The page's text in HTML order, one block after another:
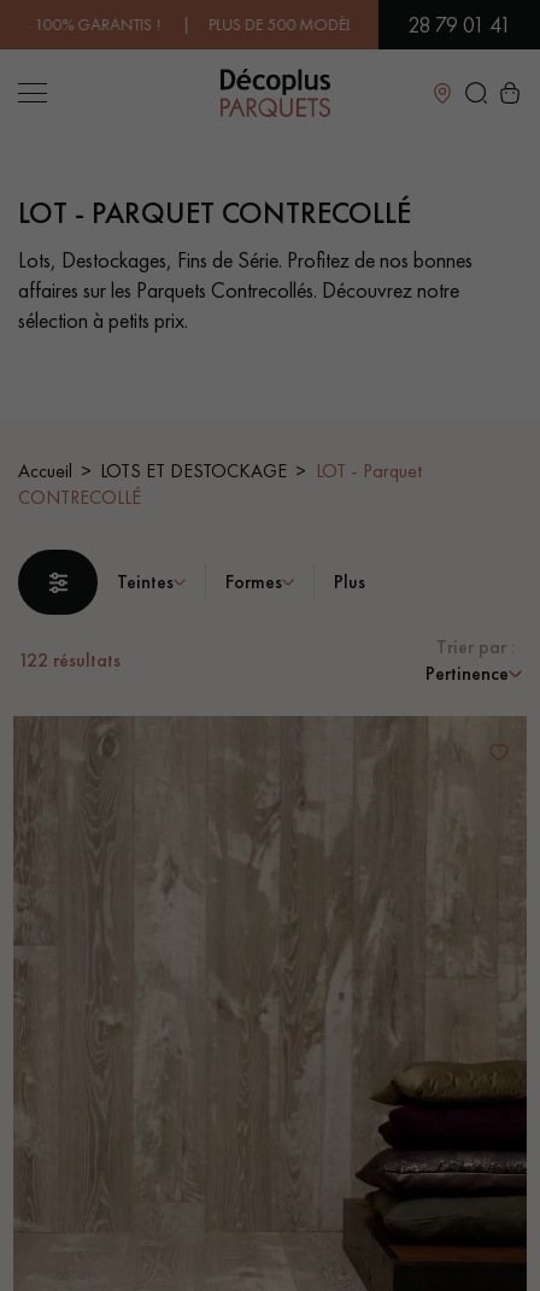
PLUS DE 500 MODÈLES EN SHOWROOM | DISPONIBILITÉ
28 79 01 41
Fermer
LES RECHERCHES LES PLUS COURANTES
PARQUET MASSIF
PARQUET CONTRECOLLÉ -
PARQUET HUILÉ
PARQUET VIEILLI
Nos conseillers sont disponibles au
28 79 01 41
VOUS AVEZ UN PROJET ?
Nos experts sont à votre disposition pour vous guider pas à
pas dans le choix et la pose de votre parquet.
Un expert Décoplus Parquets vous appelle
LOT - PARQUET CONTRECOLLÉ
Lots, Destockages, Fins de Série. Profitez de nos bonnes
affaires sur les Parquets Contrecollés. Découvrez notre
sélection à petits prix.
Accueil LOTS ET DESTOCKAGE
LOT - Parquet
CONTRECOLLÉ
Teintes Formes Plus
122 résultats
Trier par :
Pertinence